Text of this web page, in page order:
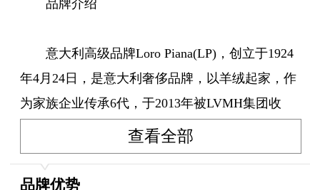
品牌介绍
意大利高级品牌Loro Piana(LP)，创立于1924
年4月24日，是意大利奢侈品牌，以羊绒起家，作
为家族企业传承6代，于2013年被LVMH集团收
购，成为该集团旗下品牌。
意大利高级品牌Loro Piana(LP)一直以严格选
查看全部
品牌优势